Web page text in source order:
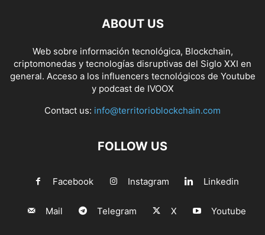
ABOUT US
Web sobre información tecnológica, Blockchain,
criptomonedas y tecnologías disruptivas del Siglo XXI en
general. Acceso a los influencers tecnológicos de Youtube
y podcast de IVOOX
Contact us: info@territorioblockchain.com
FOLLOW US
Facebook Instagram Linkedin
Mail Telegram X Youtube